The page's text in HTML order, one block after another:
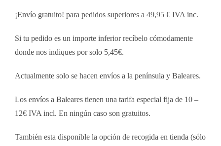
¡Envío gratuito! para pedidos superiores a 49,95 € IVA inc.
Si tu pedido es un importe inferior recíbelo cómodamente
donde nos indiques por solo 5,45€.
Actualmente solo se hacen envíos a la península y Baleares.
Los envíos a Baleares tienen una tarifa especial fija de 10 –
12€ IVA incl. En ningún caso son gratuitos.
También esta disponible la opción de recogida en tienda (sólo